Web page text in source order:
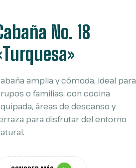
No. 18
amplia y cómoda, ideal para
o familias, con cocina
áreas de descanso y
para disfrutar del entorno